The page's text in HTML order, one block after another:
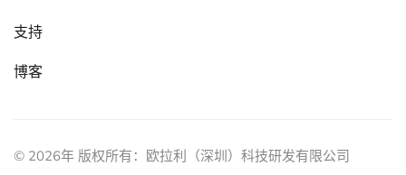
支持
博客
© 2026年 版权所有：欧拉利（深圳）科技研发有限公司